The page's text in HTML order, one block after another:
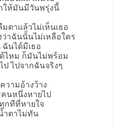
ให้มันมีวันพรุ่งนี้
ตาแล้วไม่เห็นเธอ
าฉันนั้นไม่เหลือใคร
นได้มีเธอ
ไหม ก็มันไม่พร้อม
ป ไปจากฉันจริงๆ
วามอ้างว้าง
คนหนึ่งหายไป
กทีที่หายใจ
ำตาไม่ทัน